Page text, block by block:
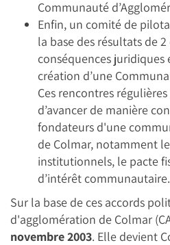
Communauté
Enfin, un comité de
la base des résultats de
conséquences juridiques
création d’une
Ces rencontres
d’avancer de manière
fondateurs d'une
de Colmar, notamment
institutionnels, le pacte
d’intérêt communautaire.
Sur la base de ces accords
d'agglomération de Colmar
novembre 2003. Elle devient